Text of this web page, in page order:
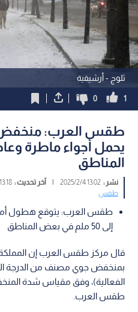
ثلوج - أرشيفية
1
0
طقس العرب: منخفض
يحمل أجواء ماطرة
المناطق
نشر :13:02 2025/2/4
| آخر تحديث :13:18 2025/2/4
طقس
طقس العرب: يتوقع هطول
إلى 50 ملم في بعض المناطق
قال مركز طقس العرب إن المملكة
بمنخفض جوي مصنف من الدرجة
الفعالية)، وفق مقياس شدة
طقس العرب.